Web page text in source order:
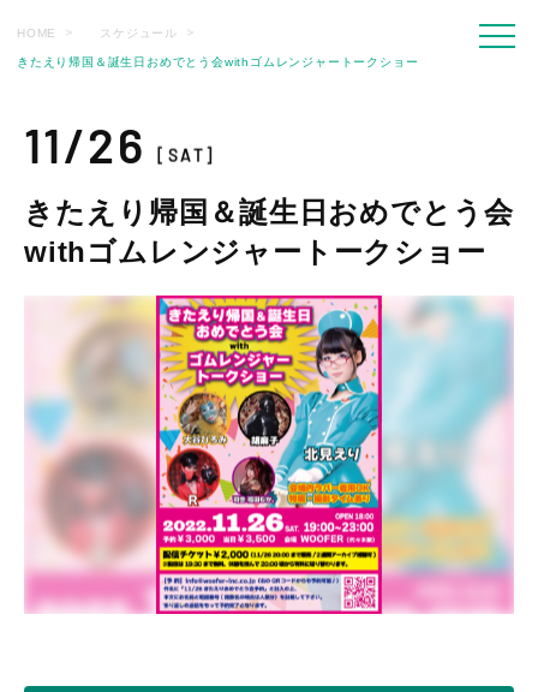
HOME スケジュール
きたえり帰国＆誕生日おめでとう会withゴムレンジャートークショー
11/26[SAT]
きたえり帰国＆誕生日おめでとう会
withゴムレンジャートークショー